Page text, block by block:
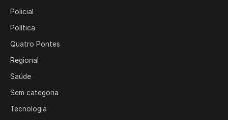
Policial
Política
Quatro Pontes
Regional
Saúde
Sem categoria
Tecnologia